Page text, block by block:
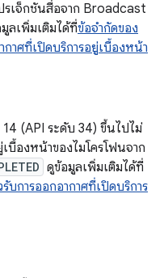
รเจ็กชันสื่อจาก Broadcast
ลเพิ่มเติมได้ที่ข้อจํากัดของ
กาศที่เปิดบริการอยู่เบื้องหน้า
(API ระดับ 34) ขึ้นไปไม่
บื้องหน้าของไมโครโฟนจาก
ดูข้อมูลเพิ่มเติมได้ที่
รับการออกอากาศที่เปิดบริการ